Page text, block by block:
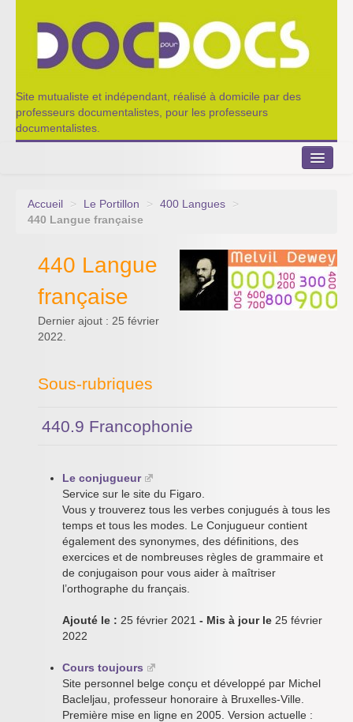
Site mutualiste et indépendant, réalisé à domicile par des
professeurs documentalistes, pour les professeurs
documentalistes.
Le Portillon
Appel à contribution
Nos outils de partage
Qui sommes-nous ?
Accueil > Le Portillon > 400 Langues
>
440 Langue française
440 Langue
française
Dernier ajout : 25 février
2022.
Sous-rubriques
440.9 Francophonie
Le conjugueur
Service sur le site du Figaro.
Vous y trouverez tous les verbes conjugués à tous les
temps et tous les modes. Le Conjugueur contient
également des synonymes, des définitions, des
exercices et de nombreuses règles de grammaire et
de conjugaison pour vous aider à maîtriser
l’orthographe du français.
Ajouté le : 25 février 2021 - Mis à jour le 25 février
2022
Cours toujours
Site personnel belge conçu et développé par Michel
Bacleljau, professeur honoraire à Bruxelles-Ville.
Première mise en ligne en 2005. Version actuelle :